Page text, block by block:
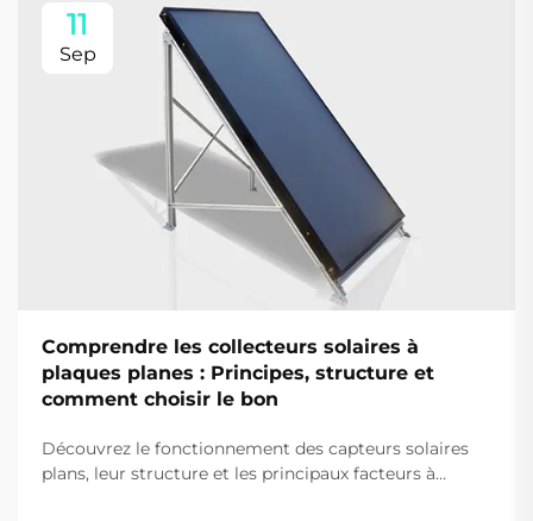
11
Sep
Comprendre les collecteurs solaires à
plaques planes : Principes, structure et
comment choisir le bon
Découvrez le fonctionnement des capteurs solaires
plans, leur structure et les principaux facteurs à